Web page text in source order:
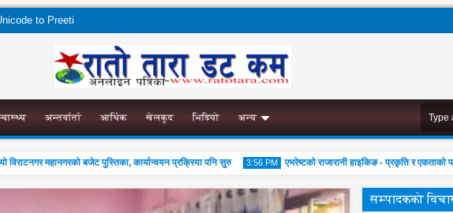
to Preeti
अन्तर्वार्ता आर्थिक खेलकुद भिडियो अन्य
महानगरको बजेट पुस्तिका, कार्यान्वयन प्रक्रिया पनि सुरु 3:56 PM एभरेष्टको राजारानी हाइकिङ - प्रकृति र एकताको
सम्पादकको